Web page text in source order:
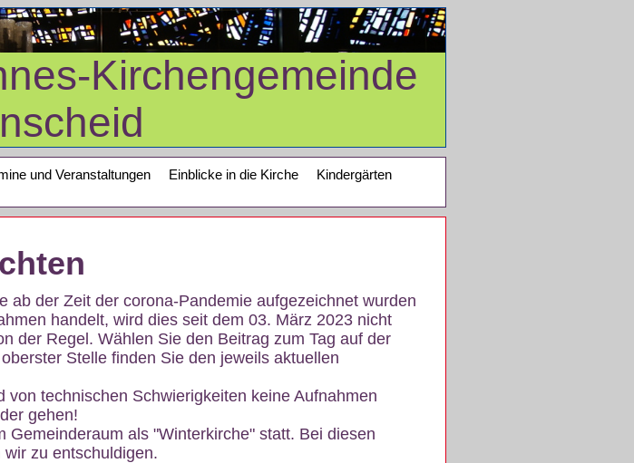
Kirchengemeinde
und Veranstaltungen Einblicke in die Kirche
Kindergärten
ab der Zeit der corona-Pandemie aufgezeichnet wurden
handelt, wird dies seit dem 03. März 2023 nicht
der Regel. Wählen Sie den Beitrag zum Tag auf der
Stelle finden Sie den jeweils aktuellen
technischen Schwierigkeiten keine Aufnahmen
gehen!
als "Winterkirche" statt. Bei diesen
zu entschuldigen.